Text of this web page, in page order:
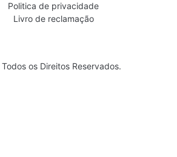
Politica de privacidade
Livro de reclamação
os Direitos Reservados.